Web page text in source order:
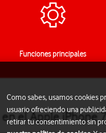
Funciones principales
el Apple iPhone
Como sabes, usamos cookies
usuario ofreciendo una
retirar tu consentimiento sin